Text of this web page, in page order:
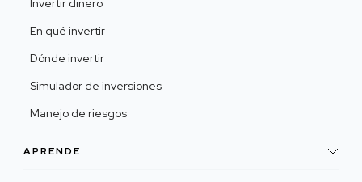
Invertir dinero
En qué invertir
Dónde invertir
Simulador de inversiones
Manejo de riesgos
APRENDE